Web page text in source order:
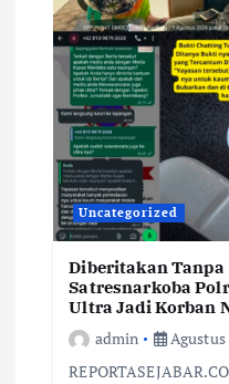
Uncategorized
Diberitakan
Satresnarkoba
Ultra Jadi Korban
admin
Agustus